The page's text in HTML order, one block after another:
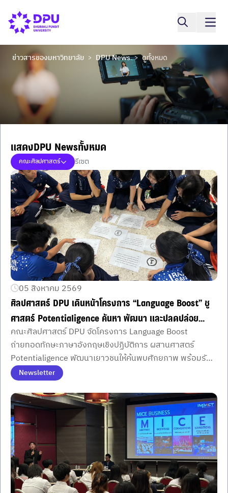
ข่าวสารของมหาวิทยาลัย > DPU News > ดูทั้งหมด
แสดงDPU Newsทั้งหมด
คณะศิลปศาสตร์ รีเซต
05 สิงหาคม 2569
ศิลปศาสตร์ DPU เดินหน้าโครงการ “Language Boost” ชู
ศาสตร์ Potentialigence ค้นหา พัฒนา และปลดปล่อย
ศักยภาพความเป็นมนุษย์ ตามแนวทาง ดร.ดาริกา อธิการบดี
คณะศิลปศาสตร์ DPU จัดโครงการ Language Boost
ถ่ายทอดทักษะภาษาอังกฤษเชิงปฏิบัติการ ผสานศาสตร์
Potentialigence พัฒนาเยาวชนให้ค้นพบศักยภาพ พร้อมรับ
โลกการเรียนรู้และการทำงานยุค AI
Newsletter